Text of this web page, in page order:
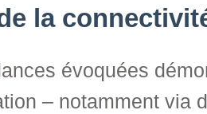
la
évoquées
– notamment via